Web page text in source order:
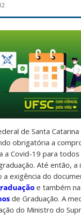
de Santa
obrigatória a
a Covid-19 para
Até então, a
a exigência do
e também
de Graduação. A
do Ministro do